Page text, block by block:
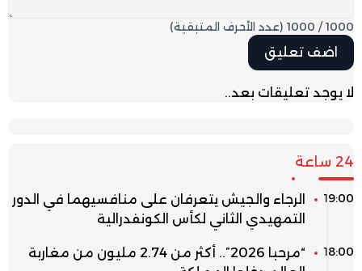
1000
/
1000 (عدد الأحرف المتبقية)
لا يوجد تعليقات بعد..
24 ساعة
19:00
الرجاء والجيش يتعرفان على منافسيهما في الدور
التمهيدي الثاني لكأس الكونفدرالية
18:00
“مرحبا 2026”.. أكثر من 2.74 مليون من مغاربة